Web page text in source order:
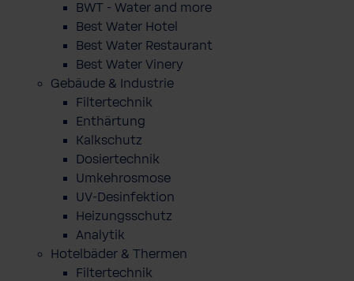
BWT - Water and more
Best Water Hotel
Best Water Restaurant
Best Water Vinery
Gebäude & Industrie
Filtertechnik
Enthärtung
Kalkschutz
Dosiertechnik
Umkehrosmose
UV-Desinfektion
Heizungsschutz
Analytik
Hotelbäder & Thermen
Filtertechnik